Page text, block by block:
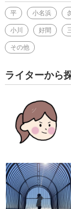
平 小名浜
小川
好間
その他
ライターから